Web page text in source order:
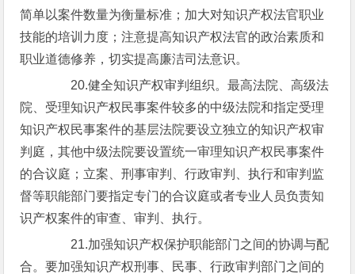
简单以案件数量为衡量标准；加大对知识产权法官职业
技能的培训力度；注意提高知识产权法官的政治素质和
职业道德修养，切实提高廉洁司法意识。
20.健全知识产权审判组织。最高法院、高级法
院、受理知识产权民事案件较多的中级法院和指定受理
知识产权民事案件的基层法院要设立独立的知识产权审
判庭，其他中级法院要设置统一审理知识产权民事案件
的合议庭；立案、刑事审判、行政审判、执行和审判监
督等职能部门要指定专门的合议庭或者专业人员负责知
识产权案件的审查、审判、执行。
21.加强知识产权保护职能部门之间的协调与配
合。要加强知识产权刑事、民事、行政审判部门之间的